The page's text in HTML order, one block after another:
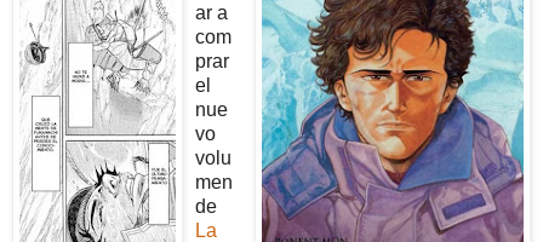
ar a
com
prar
el
nue
vo
volu
men
de
La